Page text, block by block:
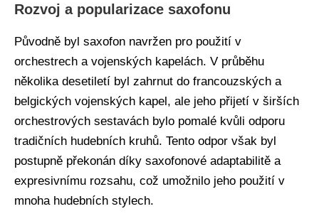
Rozvoj a popularizace saxofonu
Původně byl saxofon navržen pro použití v
orchestrech a vojenských kapelách. V průběhu
několika desetiletí byl zahrnut do francouzských a
belgických vojenských kapel, ale jeho přijetí v širších
orchestrových sestavách bylo pomalé kvůli odporu
tradičních hudebních kruhů. Tento odpor však byl
postupně překonán díky saxofonové adaptabilitě a
expresivnímu rozsahu, což umožnilo jeho použití v
mnoha hudebních stylech.